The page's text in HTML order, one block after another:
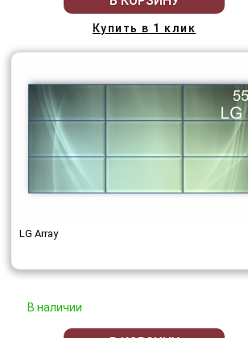
Купить в 1 клик
LG Array
В наличии